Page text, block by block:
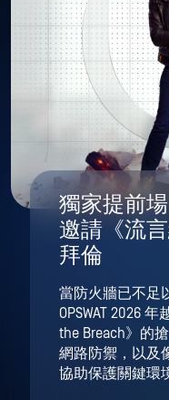
獨家提前
邀請《流
拜倫
當防火牆已不足
OPSWAT 2026
the Breach》的
網路防禦，以及
協助保護關鍵環